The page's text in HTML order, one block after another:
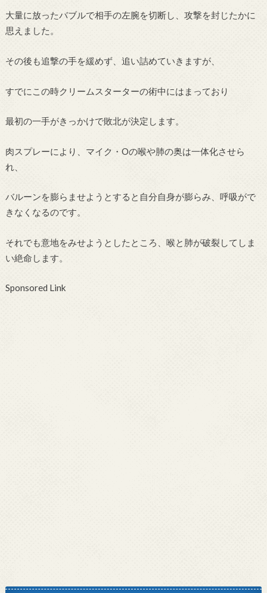
大量に放ったバブルで相手の左腕を切断し、攻撃を封じたかに
思えました。
その後も追撃の手を緩めず、追い詰めていきますが、
すでにこの時クリームスターターの術中にはまっており
最初の一手がきっかけで敗北が決定します。
肉スプレーにより、マイク・Oの喉や肺の奥は一体化させら
れ、
バルーンを膨らませようとすると自分自身が膨らみ、呼吸がで
きなくなるのです。
それでも意地をみせようとしたところ、喉と肺が破裂してしま
い絶命します。
Sponsored Link